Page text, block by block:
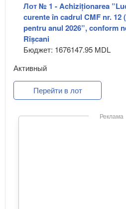
Лот № 1 - Achiziționarea
curente în cadrul CMF nr. 12
pentru anul 2026”, conform
Rîșcani
Бюджет: 1676147.95 MDL
Активный
Перейти в лот
Реклама